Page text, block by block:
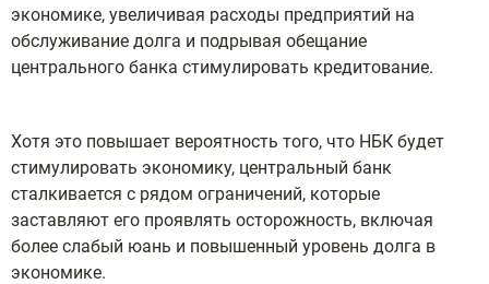
экономике, увеличивая расходы предприятий на
обслуживание долга и подрывая обещание
центрального банка стимулировать кредитование.
Хотя это повышает вероятность того, что НБК будет
стимулировать экономику, центральный банк
сталкивается с рядом ограничений, которые
заставляют его проявлять осторожность, включая
более слабый юань и повышенный уровень долга в
экономике.